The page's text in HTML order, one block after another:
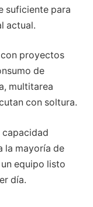
suficiente para
actual.
proyectos
de
multitarea
con soltura.
capacidad
la mayoría de
equipo listo
día.